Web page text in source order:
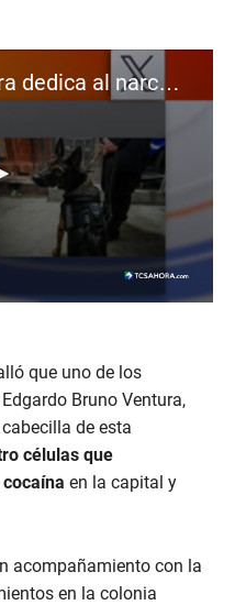
Desarticulan estructura dedica al narcotráfico en la Tutunichapa
que uno de los
Bruno Ventura,
de esta
células que
en la capital y
acompañamiento con la
en la colonia